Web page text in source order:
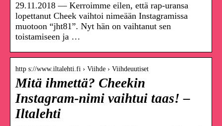
29.11.2018 — Kerroimme eilen, että rap-uransa
lopettanut Cheek vaihtoi nimeään Instagramissa
muotoon “jht81”. Nyt hän on vaihtanut sen
toistamiseen ja …
http s://www.iltalehti.fi › Viihde › Viihdeuutiset
Mitä ihmettä? Cheekin
Instagram-nimi vaihtui taas! –
Iltalehti